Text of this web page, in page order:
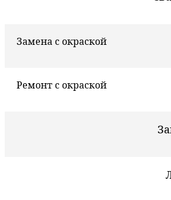
Замена с окраской
Ремонт с окраской